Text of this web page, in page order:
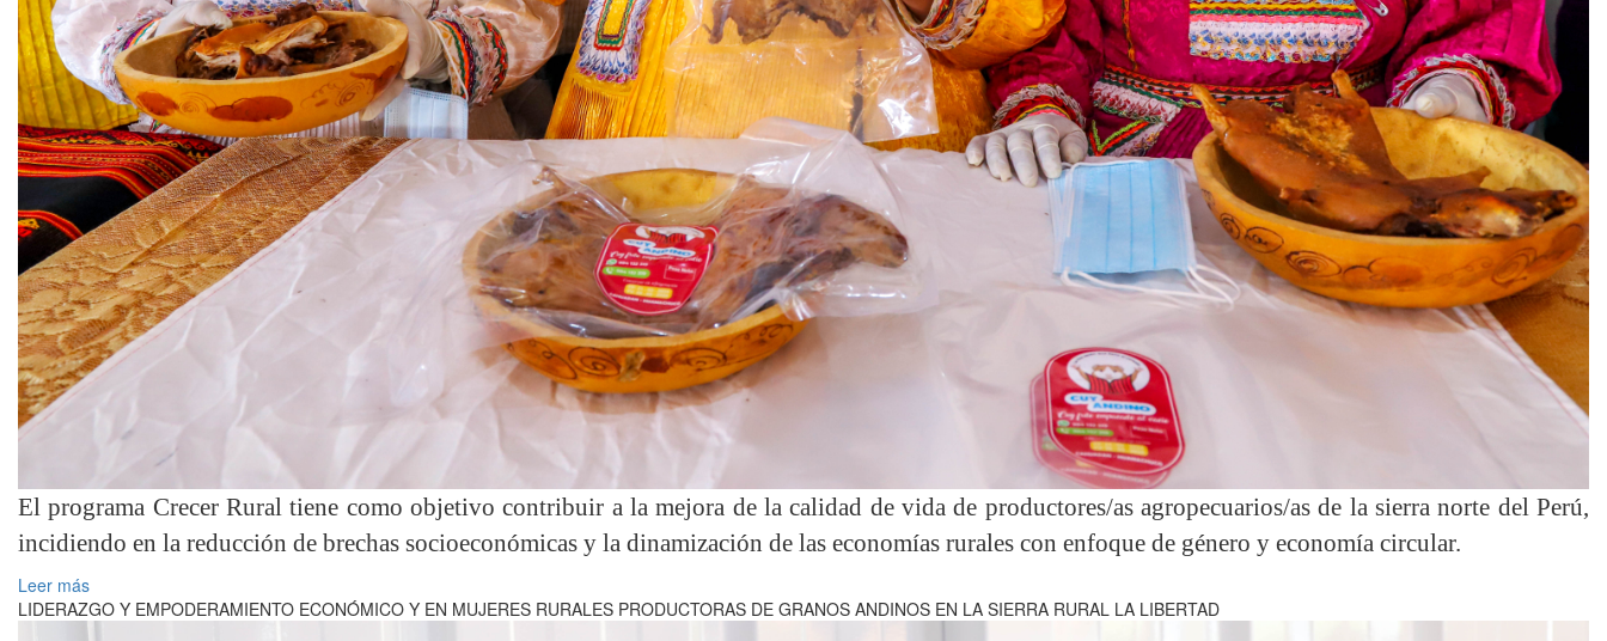
El programa Crecer Rural tiene como objetivo contribuir a la mejora de la calidad de vida de productores/as agropecuarios/as de la sierra norte del Perú,
incidiendo en la reducción de brechas socioeconómicas y la dinamización de las economías rurales con enfoque de género y economía circular.
Leer más
LIDERAZGO Y EMPODERAMIENTO ECONÓMICO Y EN MUJERES RURALES PRODUCTORAS DE GRANOS ANDINOS EN LA SIERRA RURAL LA LIBERTAD